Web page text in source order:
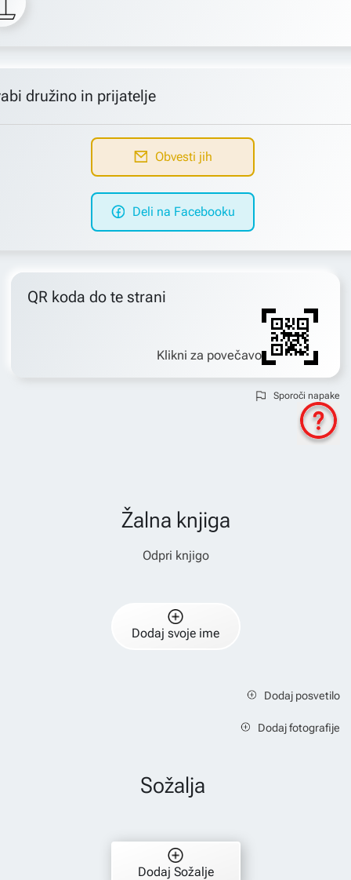
družino in prijatelje
Obvesti jih
Deli na Facebooku
QR koda do te strani
Klikni za povečavo
Sporoči napake
Žalna knjiga
Odpri knjigo
Dodaj svoje ime
Dodaj posvetilo
Dodaj fotografije
Sožalja
Dodaj Sožalje